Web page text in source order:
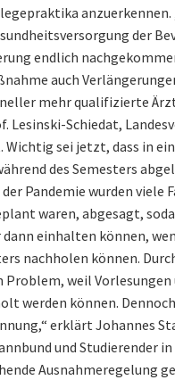
anzuerkennen.
der
endlich
auch
mehr qualifizierte
Lesinski-Schiedat,
sei jetzt, dass in
des Semesters
Pandemie wurden viele
waren, abgesagt,
einhalten können,
nachholen können.
weil Vorlesungen
werden können.
erklärt Johannes
und Studierender in
Ausnahmeregelung